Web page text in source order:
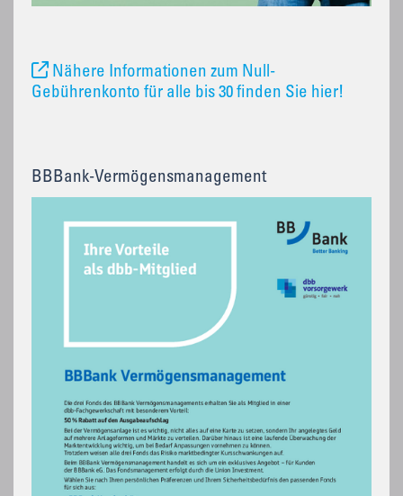
Nähere Informationen zum Null-
Gebührenkonto für alle bis 30 finden Sie hier!
BBBank-Vermögensmanagement